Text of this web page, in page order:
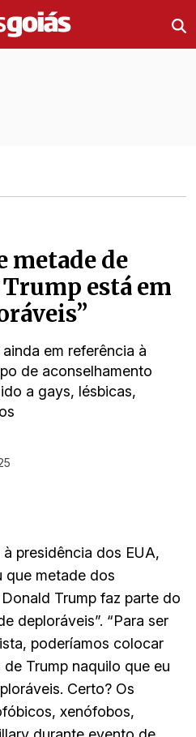
metade de
está em
em referência à
de aconselhamento
a gays, lésbicas,
presidência dos EUA,
que metade dos
Trump faz parte do
deploráveis”. “Para ser
poderíamos colocar
Trump naquilo que eu
Certo? Os
xenófobos,